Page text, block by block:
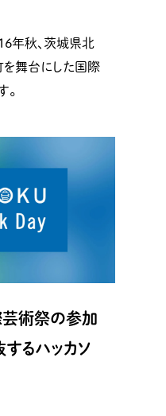
年秋、茨城県北
を舞台にした国際
。
芸術祭の参加
するハッカソ